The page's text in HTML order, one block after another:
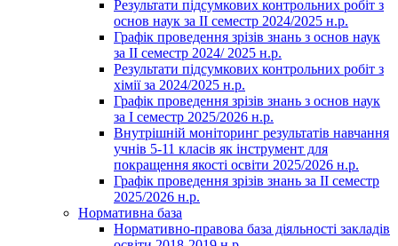
Результати підсумкових контрольних робіт з
основ наук за ІІ семестр 2024/2025 н.р.
Графік проведення зрізів знань з основ наук
за ІІ семестр 2024/ 2025 н.р.
Результати підсумкових контрольних робіт з
хімії за 2024/2025 н.р.
Графік проведення зрізів знань з основ наук
за І семестр 2025/2026 н.р.
Внутрішній моніторинг результатів навчання
учнів 5-11 класів як інструмент для
покращення якості освіти 2025/2026 н.р.
Графік проведення зрізів знань за ІІ семестр
2025/2026 н.р.
Нормативна база
Нормативно-правова база діяльності закладів